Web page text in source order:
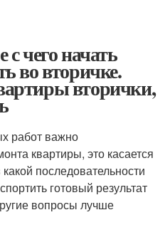
чего начать
во вторичке.
вторички,
работ важно
квартиры, это касается
последовательности
готовый результат
вопросы лучше